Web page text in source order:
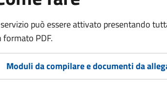
può essere attivato presentando
formato PDF.
Moduli da compilare e documenti da